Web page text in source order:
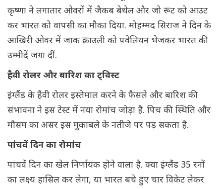
कृष्णा ने लगातार ओवरों में जैकब बेथेल और जो रूट को आउट
कर भारत को वापसी का मौका दिया. मोहम्मद सिराज ने दिन के
आखिरी ओवर में जाक क्राउली को पवेलियन भेजकर भारत की
उम्मीदें जगा दीं.
हैवी रोलर और बारिश का ट्विस्ट
इंग्लैंड के हैवी रोलर इस्तेमाल करने के फैसले और बारिश की
संभावना ने इस टेस्ट में नया रोमांच जोड़ा है. पिच की स्थिति और
मौसम का असर इस मुकाबले के नतीजे पर पड़ सकता है.
पांचवें दिन का रोमांच
पांचवें दिन का खेल निर्णायक होने वाला है. क्या इंग्लैंड 35 रनों
का लक्ष्य हासिल कर लेगा, या भारत बचे हुए चार विकेट लेकर